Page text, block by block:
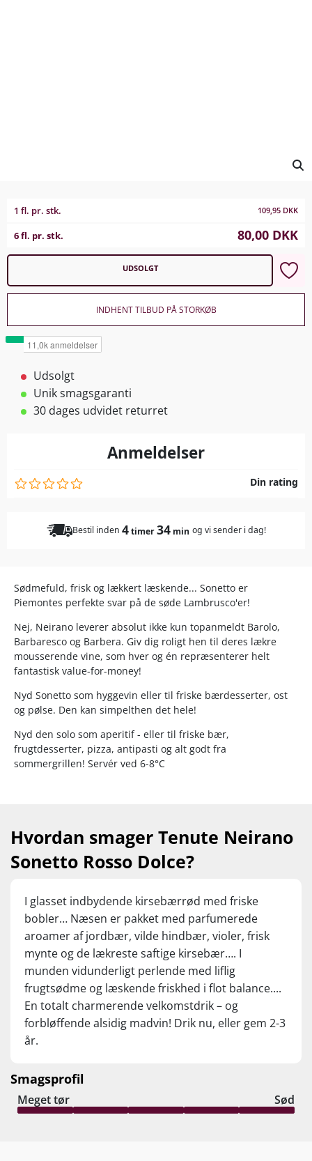
1 fl. pr. stk. 109,95 DKK
6 fl. pr. stk. 80,00 DKK
UDSOLGT
INDHENT TILBUD PÅ STORKØB
Udsolgt
Unik smagsgaranti
30 dages udvidet returret
Anmeldelser
Din rating
Bestil inden 4timer34 min og vi sender i dag!
Sødmefuld, frisk og lækkert læskende... Sonetto er
Piemontes perfekte svar på de søde Lambrusco'er!
Nej, Neirano leverer absolut ikke kun topanmeldt Barolo,
Barbaresco og Barbera. Giv dig roligt hen til deres lækre
mousserende vine, som hver og én repræsenterer helt
fantastisk value-for-money!
Nyd Sonetto som hyggevin eller til friske bærdesserter, ost
og pølse. Den kan simpelthen det hele!
Nyd den solo som aperitif - eller til friske bær,
frugtdesserter, pizza, antipasti og alt godt fra
sommergrillen! Servér ved 6-8°C
Hvordan smager Tenute Neirano
Sonetto Rosso Dolce?
I glasset indbydende kirsebærrød med friske
bobler… Næsen er pakket med parfumerede
aroamer af jordbær, vilde hindbær, violer, frisk
mynte og de lækreste saftige kirsebær…. I
munden vidunderligt perlende med liflig
frugtsødme og læskende friskhed i flot balance....
En totalt charmerende velkomstdrik – og
forbløffende alsidig madvin! Drik nu, eller gem 2-3
år.
Smagsprofil
Meget tør Sød